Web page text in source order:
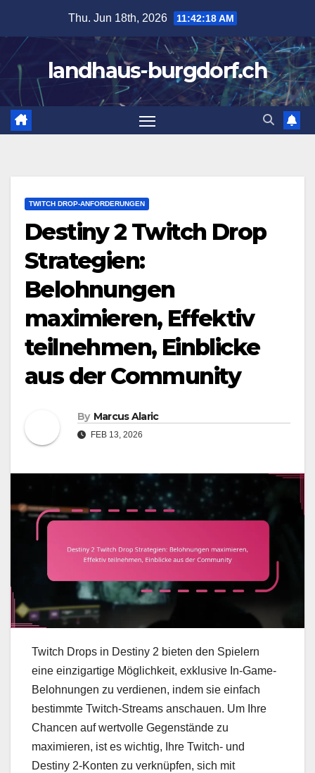
content
Thu. Jun 18th, 2026 11:42:19 AM
landhaus-burgdorf.ch
TWITCH DROP-ANFORDERUNGEN
Destiny 2 Twitch Drop
Strategien:
Belohnungen
maximieren, Effektiv
teilnehmen, Einblicke
aus der Community
By Marcus Alaric
FEB 13, 2026
Twitch Drops in Destiny 2 bieten den Spielern
eine einzigartige Möglichkeit, exklusive In-Game-
Belohnungen zu verdienen, indem sie einfach
bestimmte Twitch-Streams anschauen. Um Ihre
Chancen auf wertvolle Gegenstände zu
maximieren, ist es wichtig, Ihre Twitch- und
Destiny 2-Konten zu verknüpfen, sich mit